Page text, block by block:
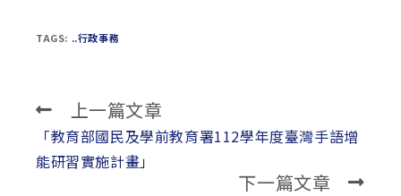
TAGS: ..行政事務
Read
more
articles
上一篇文章
「教育部國民及學前教育署112學年度臺灣手語增
能研習實施計畫」
下一篇文章